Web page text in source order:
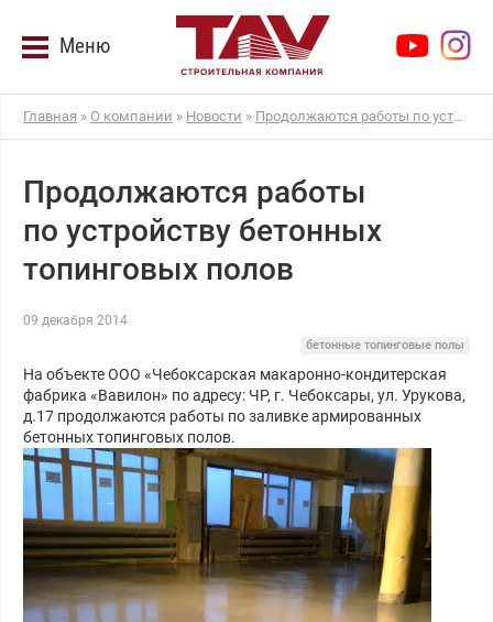
Меню
Главная » О компании » Новости » Продолжаются работы по устройству бетонных топинговых полов
Продолжаются работы
по устройству бетонных
топинговых полов
09 декабря 2014
бетонные топинговые полы
На объекте ООО «Чебоксарская макаронно-кондитерская
фабрика «Вавилон» по адресу: ЧР, г. Чебоксары, ул. Урукова,
д.17 продолжаются работы по заливке армированных
бетонных топинговых полов.